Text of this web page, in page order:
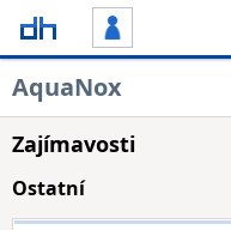
AquaNox
Zajímavosti
Ostatní